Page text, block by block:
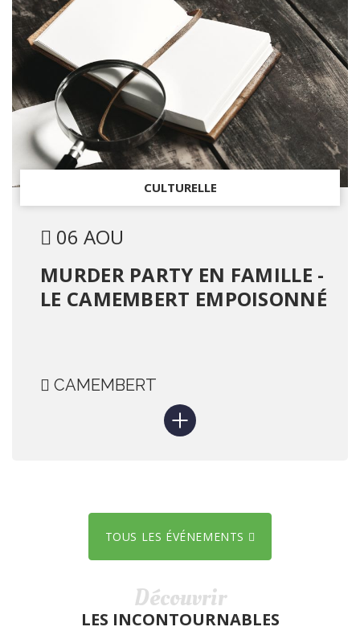
CULTURELLE
06 AOU
MURDER PARTY EN FAMILLE -
LE CAMEMBERT EMPOISONNÉ
CAMEMBERT
TOUS LES ÉVÉNEMENTS
Découvrir
LES INCONTOURNABLES